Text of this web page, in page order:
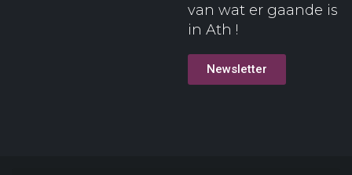
van wat er gaande is
in Ath !
Newsletter